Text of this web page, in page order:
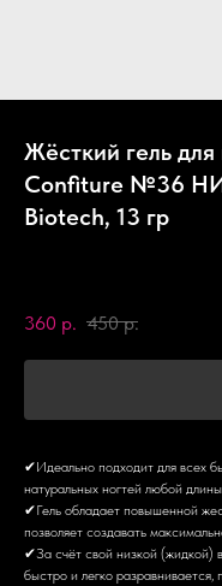
Жёсткий гель
Confiture №36
Biotech, 13 гр
360 р. 450 р.
✔Идеально подходит для всех
натуральных ногтей любой
✔Гель обладает повышенной
позволяет создавать
✔За счёт свой низкой (жидкой)
быстро и легко